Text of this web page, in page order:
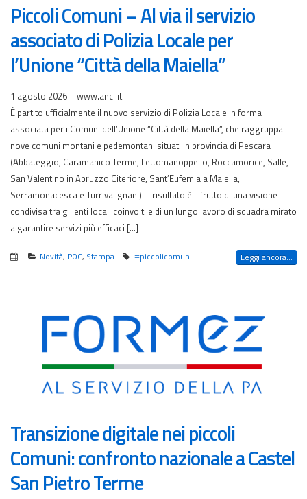
Piccoli Comuni – Al via il servizio
associato di Polizia Locale per
l’Unione “Città della Maiella”
1 agosto 2026 – www.anci.it
È partito ufficialmente il nuovo servizio di Polizia Locale in forma
associata per i Comuni dell’Unione “Città della Maiella”, che raggruppa
nove comuni montani e pedemontani situati in provincia di Pescara
(Abbateggio, Caramanico Terme, Lettomanoppello, Roccamorice, Salle,
San Valentino in Abruzzo Citeriore, Sant’Eufemia a Maiella,
Serramonacesca e Turrivalignani). Il risultato è il frutto di una visione
condivisa tra gli enti locali coinvolti e di un lungo lavoro di squadra mirato
a garantire servizi più efficaci […]
Novità, POC, Stampa #piccolicomuni Leggi ancora...
Transizione digitale nei piccoli
Comuni: confronto nazionale a Castel
San Pietro Terme